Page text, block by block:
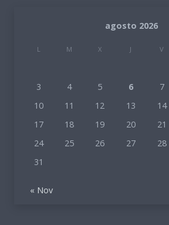
agosto 2026
L M X J V
3
4 5 6 7
10
11 12 13 14
17
18 19 20 21
24
25 26 27 28
31
« Nov